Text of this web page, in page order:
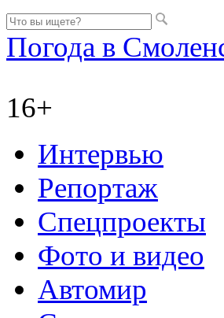
Погода в
16+
Интервью
Репортаж
Спецпроекты
Фото и видео
Автомир